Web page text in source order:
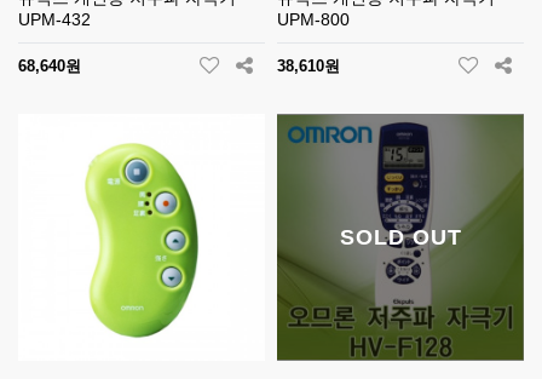
UPM-432
68,640원
UPM-800
38,610원
SOLD OUT